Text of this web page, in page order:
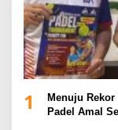
1
Menuju
Padel Amal